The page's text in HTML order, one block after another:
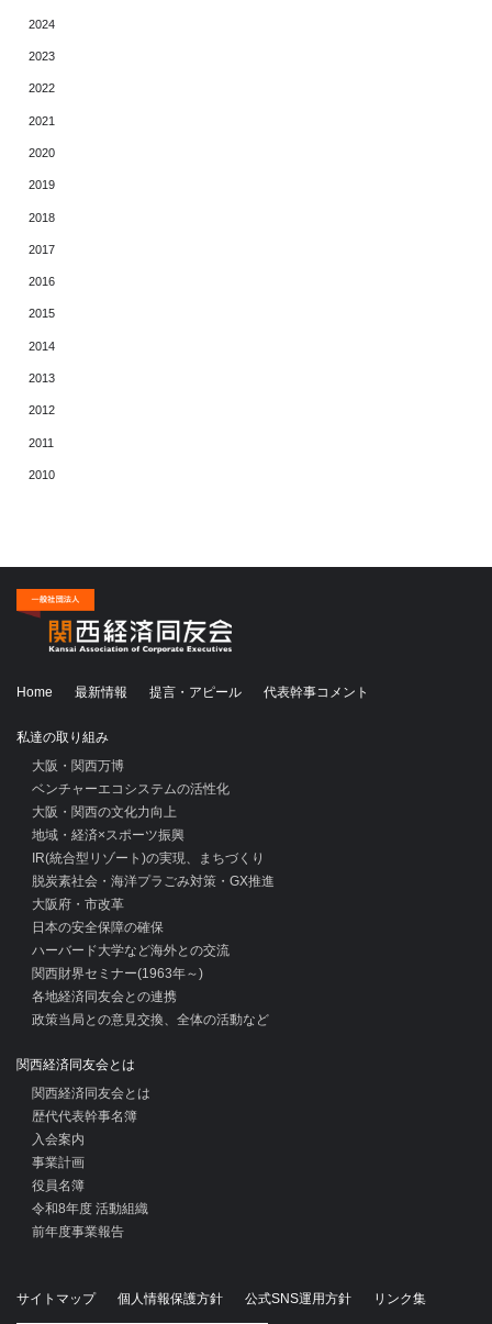
2024
2023
2022
2021
2020
2019
2018
2017
2016
2015
2014
2013
2012
2011
2010
Home 最新情報 提言・アピール 代表幹事コメント
私達の取り組み
大阪・関西万博
ベンチャーエコシステムの活性化
大阪・関西の文化力向上
地域・経済×スポーツ振興
IR(統合型リゾート)の実現、まちづくり
脱炭素社会・海洋プラごみ対策・GX推進
大阪府・市改革
日本の安全保障の確保
ハーバード大学など海外との交流
関西財界セミナー(1963年～)
各地経済同友会との連携
政策当局との意見交換、全体の活動など
関西経済同友会とは
関西経済同友会とは
歴代代表幹事名簿
入会案内
事業計画
役員名簿
令和8年度 活動組織
前年度事業報告
サイトマップ 個人情報保護方針 公式SNS運用方針 リンク集